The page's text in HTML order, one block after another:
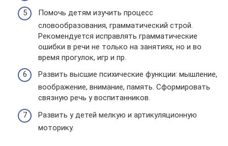
Помочь детям изучить процесс
словообразования, грамматический строй.
Рекомендуется исправлять грамматические
ошибки в речи не только на занятиях, но и во
время прогулок, игр и пр.
Развить высшие психические функции: мышление,
воображение, внимание, память. Сформировать
связную речь у воспитанников.
Развить у детей мелкую и артикуляционную
моторику.